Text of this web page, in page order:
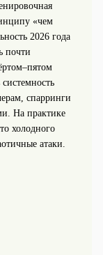
«чем
2026 года
почти
спарринги
На практике
холодного
атаки.